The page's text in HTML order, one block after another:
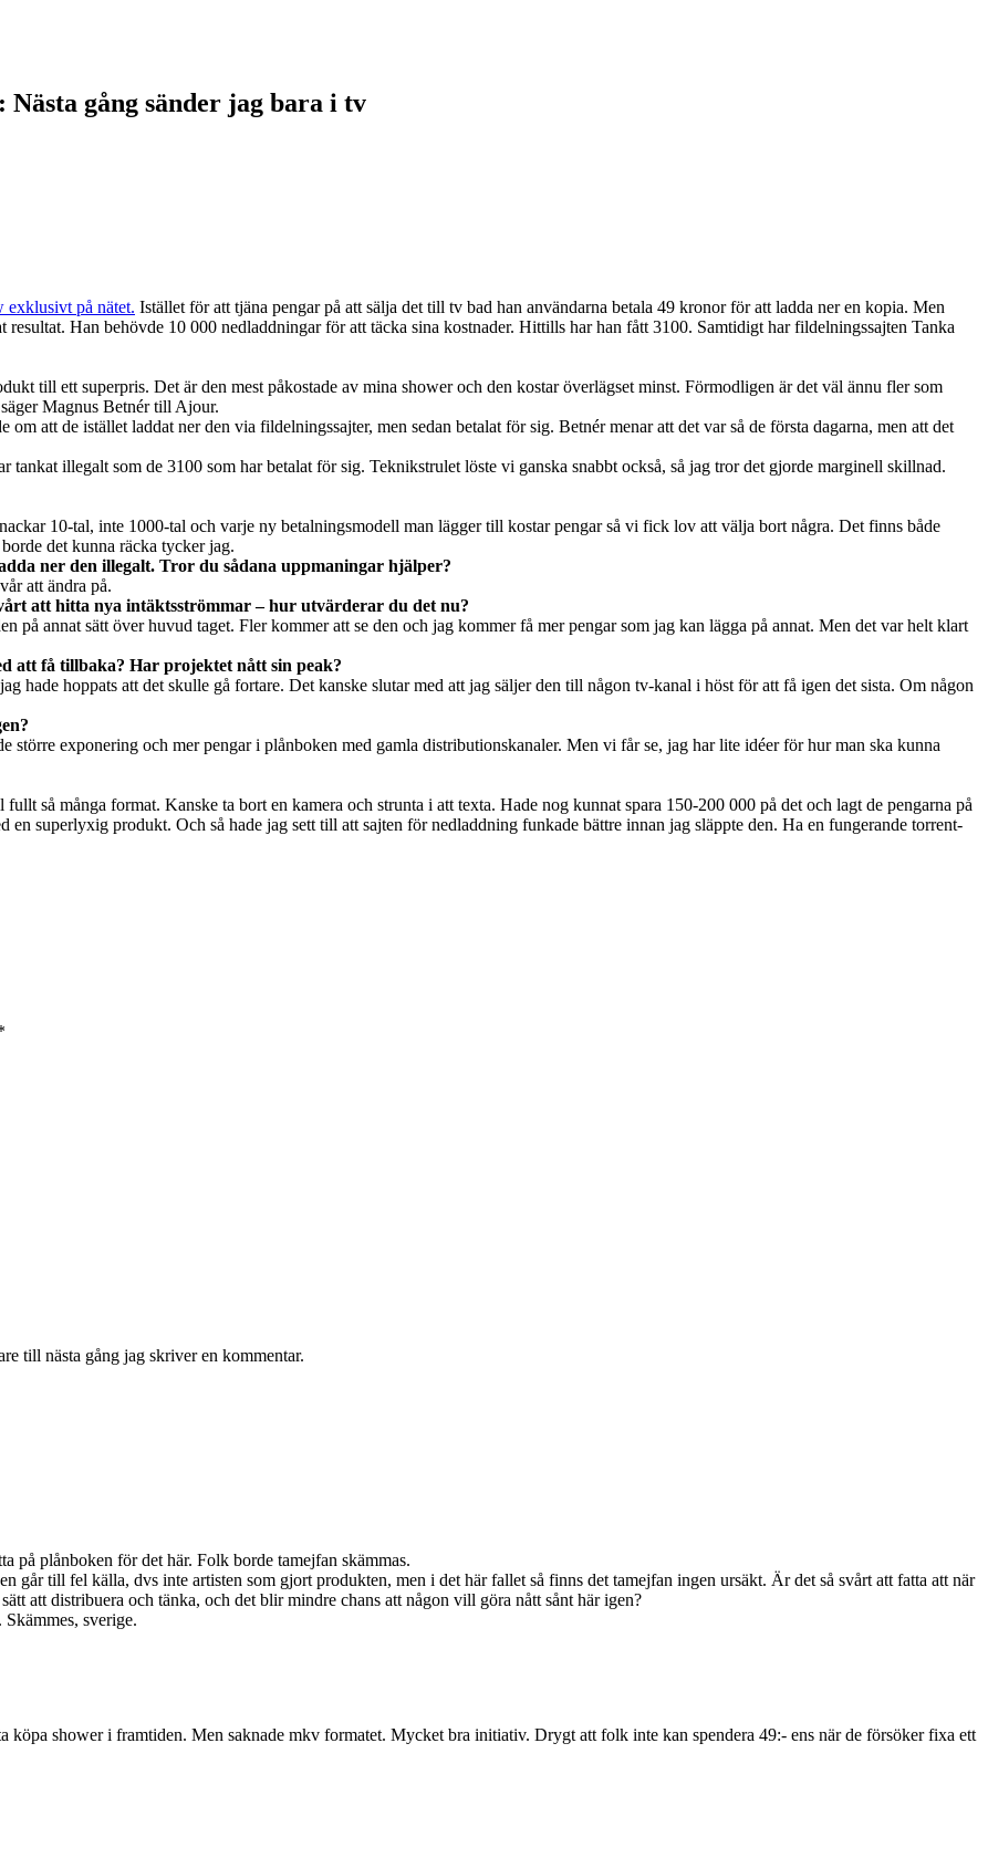
gång sänder jag bara i tv
exklusivt på nätet. Istället för att tjäna pengar på att sälja det till tv bad han användarna betala 49 kronor för att ladda ner en kopia. Men
resultat. Han behövde 10 000 nedladdningar för att täcka sina kostnader. Hittills har han fått 3100. Samtidigt har fildelningssajten Tanka
till ett superpris. Det är den mest påkostade av mina shower och den kostar överlägset minst. Förmodligen är det väl ännu fler som
Magnus Betnér till Ajour.
om att de istället laddat ner den via fildelningssajter, men sedan betalat för sig. Betnér menar att det var så de första dagarna, men att det
tankat illegalt som de 3100 som har betalat för sig. Teknikstrulet löste vi ganska snabbt också, så jag tror det gjorde marginell skillnad.
10-tal, inte 1000-tal och varje ny betalningsmodell man lägger till kostar pengar så vi fick lov att välja bort några. Det finns både
det kunna räcka tycker jag.
ner den illegalt. Tror du sådana uppmaningar hjälper?
att ändra på.
att hitta nya intäktsströmmar – hur utvärderar du det nu?
på annat sätt över huvud taget. Fler kommer att se den och jag kommer få mer pengar som jag kan lägga på annat. Men det var helt klart
att få tillbaka? Har projektet nått sin peak?
hade hoppats att det skulle gå fortare. Det kanske slutar med att jag säljer den till någon tv-kanal i höst för att få igen det sista. Om någon
större exponering och mer pengar i plånboken med gamla distributionskanaler. Men vi får se, jag har lite idéer för hur man ska kunna
så många format. Kanske ta bort en kamera och strunta i att texta. Hade nog kunnat spara 150-200 000 på det och lagt de pengarna på
superlyxig produkt. Och så hade jag sett till att sajten för nedladdning funkade bättre innan jag släppte den. Ha en fungerande torrent-
till nästa gång jag skriver en kommentar.
på plånboken för det här. Folk borde tamejfan skämmas.
går till fel källa, dvs inte artisten som gjort produkten, men i det här fallet så finns det tamejfan ingen ursäkt. Är det så svårt att fatta att när
att distribuera och tänka, och det blir mindre chans att någon vill göra nått sånt här igen?
sverige.
köpa shower i framtiden. Men saknade mkv formatet. Mycket bra initiativ. Drygt att folk inte kan spendera 49:- ens när de försöker fixa ett